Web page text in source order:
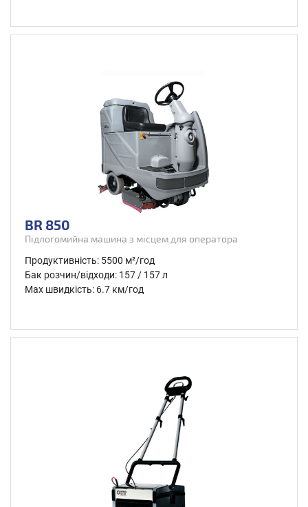
BR 850
Підлогомийна машина з місцем для оператора
Продуктивність: 5500 м²/год
Бак розчин/відходи: 157 / 157 л
Max швидкість: 6.7 км/год